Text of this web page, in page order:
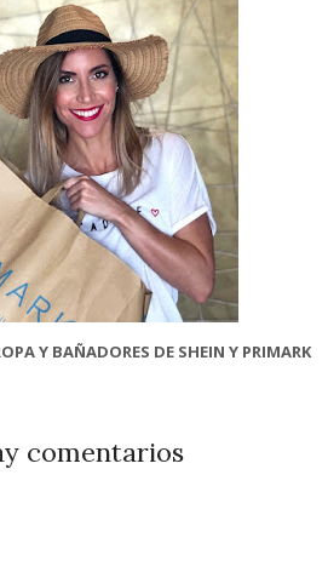
Y BAÑADORES DE SHEIN Y PRIMARK
comentarios